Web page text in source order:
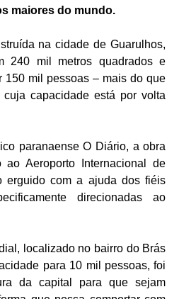
maiores do mundo.
na cidade de Guarulhos,
240 mil metros quadrados e
150 mil pessoas – mais do que
capacidade está por volta
paranaense O Diário, a obra
ao Aeroporto Internacional de
erguido com a ajuda dos fiéis
direcionadas ao
localizado no bairro do Brás
para 10 mil pessoas, foi
da capital para que sejam